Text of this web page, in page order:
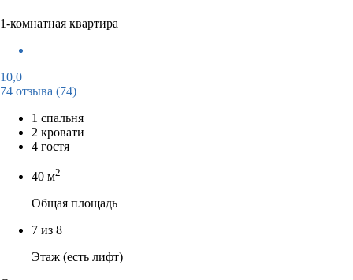
1-комнатная квартира
10,0
74 отзыва (74)
1 спальня
2 кровати
4 гостя
40 м2
Общая площадь
7 из 8
Этаж (есть лифт)